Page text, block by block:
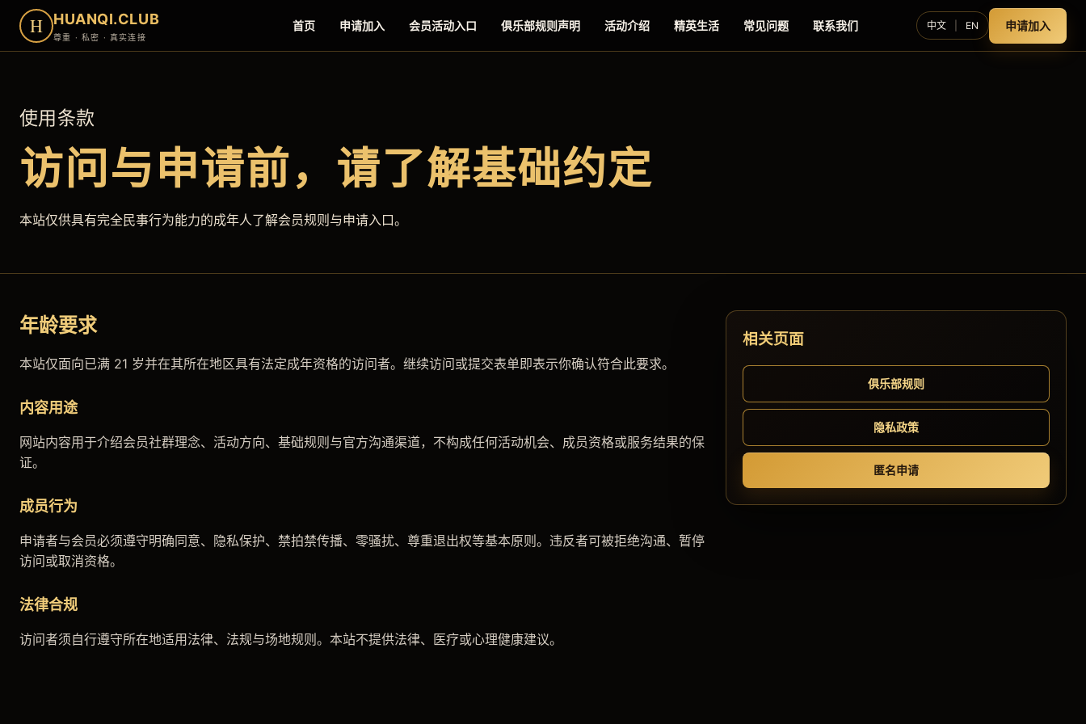
H HUANQI.CLUB
尊重 · 私密 · 真实连接
首页 申请加入 会员活动入口 俱乐部规则声明 活动介绍 精英生活 常见问题 联系我们 中文 EN 申请加入
使用条款
访问与申请前，请了解基础约定
本站仅供具有完全民事行为能力的成年人了解会员规则与申请入口。
年龄要求
本站仅面向已满 21 岁并在其所在地区具有法定成年资格的访问者。继续访问或提交表单即表示你确认符合此要求。
内容用途
网站内容用于介绍会员社群理念、活动方向、基础规则与官方沟通渠道，不构成任何活动机会、成员资格或服务结果的保
证。
成员行为
申请者与会员必须遵守明确同意、隐私保护、禁拍禁传播、零骚扰、尊重退出权等基本原则。违反者可被拒绝沟通、暂停
访问或取消资格。
法律合规
访问者须自行遵守所在地适用法律、法规与场地规则。本站不提供法律、医疗或心理健康建议。
相关页面
俱乐部规则
隐私政策
匿名申请